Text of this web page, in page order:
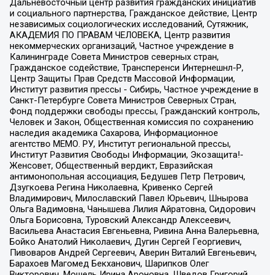
Дальневосточный центр развития гражданских инициатив
и социального партнерства, Гражданское действие, Центр
независимых социологических исследований, Сутяжник,
АКАДЕМИЯ ПО ПРАВАМ ЧЕЛОВЕКА, Центр развития
некоммерческих организаций, Частное учреждение в
Калининграде Совета Министров северных стран,
Гражданское содействие, Трансперенси Интернешнл-Р,
Центр Защиты Прав Средств Массовой Информации,
Институт развития прессы - Сибирь, Частное учреждение в
Санкт-Петербурге Совета Министров Северных Стран,
Фонд поддержки свободы прессы, Гражданский контроль,
Человек и Закон, Общественная комиссия по сохранению
наследия академика Сахарова, Информационное
агентство МЕМО. РУ, Институт региональной прессы,
Институт Развития Свободы Информации, Экозащита!-
Женсовет, Общественный вердикт, Евразийская
антимонопольная ассоциация, Бедушев Петр Петрович,
Дзугкоева Регина Николаевна, Кривенко Сергей
Владимирович, Милославский Павел Юрьевич, Шнырова
Ольга Вадимовна, Чанышева Лилия Айратовна, Сидорович
Ольга Борисовна, Туровский Александр Алексеевич,
Васильева Анастасия Евгеньевна, Ривина Анна Валерьевна,
Бойко Анатолий Николаевич, Дугин Сергей Георгиевич,
Пивоваров Андрей Сергеевич, Аверин Виталий Евгеньевич,
Барахоев Магомед Бекханович, Шарипков Олег